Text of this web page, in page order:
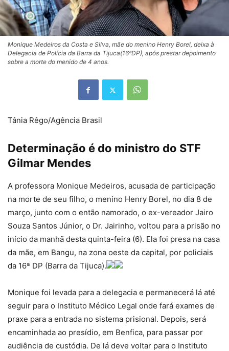
Monique Medeiros da Costa e Silva, mãe do menino Henry Borel, deixa à
Delegacia de Polícia da Barra da Tijuca(16ªDP), após prestar depoimento
sobre a morte do menido de 4 anos.
Tânia Rêgo/Agência Brasil
Determinação é do ministro do STF
Gilmar Mendes
A professora Monique Medeiros, acusada de participação
na morte de seu filho, o menino Henry Borel, no dia 8 de
março, junto com o então namorado, o ex-vereador Jairo
Souza Santos Júnior, o Dr. Jairinho, voltou para a prisão no
início da manhã desta quinta-feira (6). Ela foi presa na casa
da mãe, em Bangu, na zona oeste da capital, por policiais
da 16ª DP (Barra da Tijuca).
Monique foi levada para a delegacia e permanecerá lá até
seguir para o Instituto Médico Legal onde fará exames de
praxe para a entrada no sistema prisional. Depois, será
encaminhada ao presídio, em Benfica, para passar por
audiência de custódia. De lá deve voltar para o Instituto